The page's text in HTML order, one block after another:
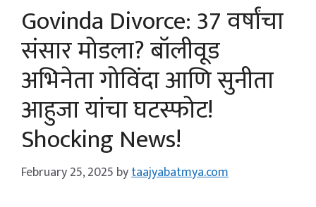
Govinda Divorce: 37 वर्षांचा
संसार मोडला? बॉलीवूड
अभिनेता गोविंदा आणि सुनीता
आहुजा यांचा घटस्फोट!
Shocking News!
February 25, 2025 bytaajyabatmya.com